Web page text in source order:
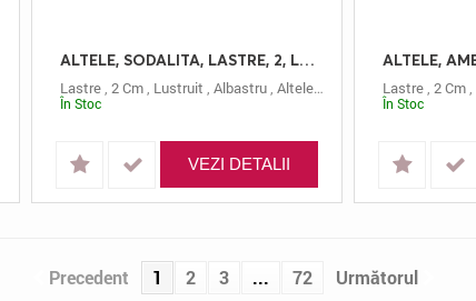
ALTELE, SODALITA, LASTRE, 2, LUSTRUIT
Lastre, 2 Cm, Lustruit Albastru, Altele,
În Stoc
VEZI DETALII
Lastre, 2 Cm,
În Stoc
Precedent 1 2 3 ... 72 Următorul